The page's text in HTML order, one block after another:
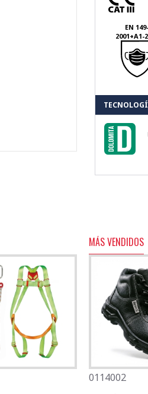
EN 149-
2001+A1-
MÁS VENDIDOS
0114002